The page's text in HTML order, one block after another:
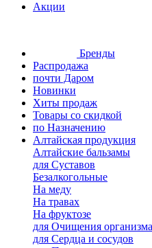
Акции
Бренды
Распродажа
почти Даром
Новинки
Хиты продаж
Товары со скидкой
по Назначению
Алтайская продукция
Алтайские бальзамы
для Суставов
Безалкогольные
На меду
На травах
На фруктозе
для Очищения организма
для Сердца и сосудов